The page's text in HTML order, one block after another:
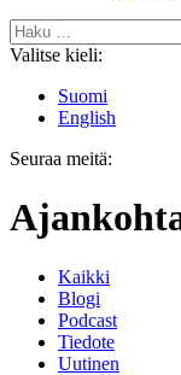
Haku:
Valitse kieli:
Suomi
English
Seuraa meitä:
Kaikki
Blogi
Podcast
Tiedote
Uutinen